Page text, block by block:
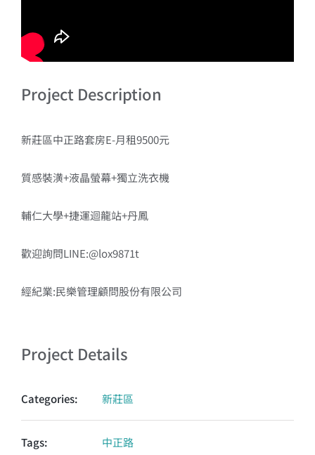
Project Description
新莊區中正路套房E-月租9500元
質感裝潢+液晶螢幕+獨立洗衣機
輔仁大學+捷運迴龍站+丹鳳
歡迎詢問LINE:@lox9871t
經紀業:民樂管理顧問股份有限公司
Project Details
Categories: 新莊區
Tags:
中正路